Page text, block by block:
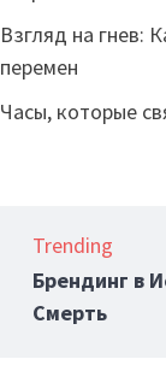
Взгляд на гнев:
перемен
Часы, которые
Trending
Брендинг в
Смерть